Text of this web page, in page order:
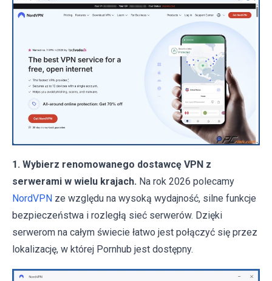
1. Wybierz renomowanego dostawcę VPN z
serwerami w wielu krajach. Na rok 2026 polecamy
NordVPN ze względu na wysoką wydajność, silne funkcje
bezpieczeństwa i rozległą sieć serwerów. Dzięki
serwerom na całym świecie łatwo jest połączyć się przez
lokalizację, w której Pornhub jest dostępny.